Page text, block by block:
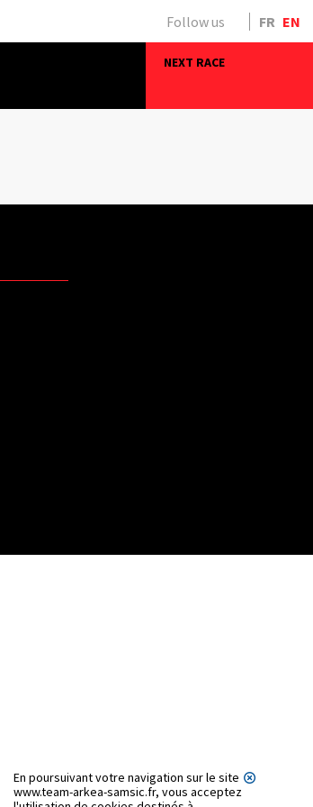
En poursuivant votre navigation sur le site
www.team-arkea-samsic.fr, vous acceptez
Follow us FR EN
NEXT RACE